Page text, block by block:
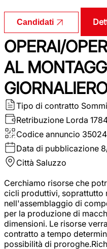
Candidati
OPERAI/
AL
Tipo di contratto
Retribuzione Lorda
Codice annuncio
Data di pubblicazione
Città Saluzzo
Cerchiamo risorse che
cicli produttivi, soprattutto
nell'assemblaggio di
per la produzione di
dimensioni. Le risorse
contratto a tempo
possibilità di